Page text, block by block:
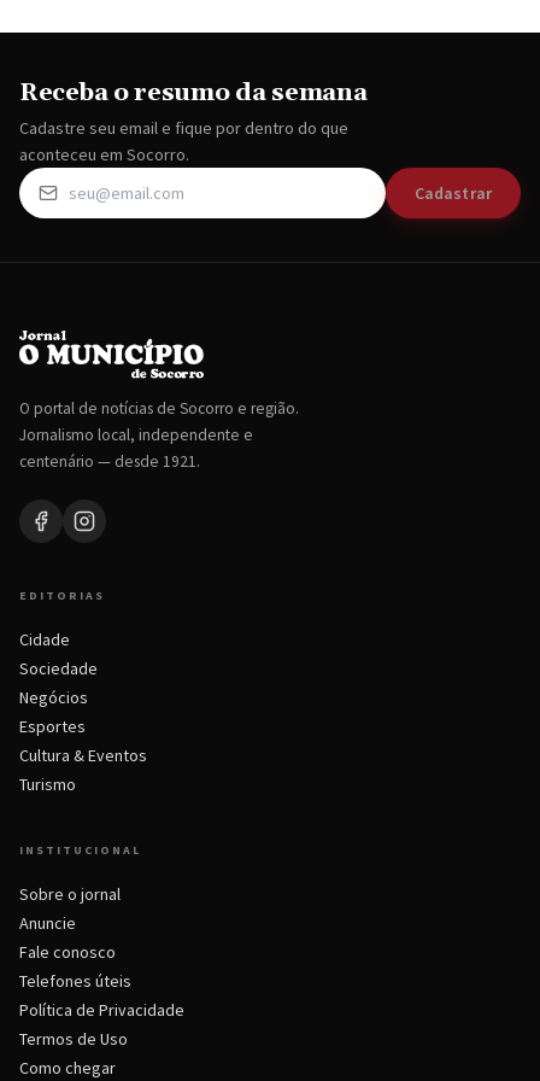
Receba o resumo da semana
Cadastre seu email e fique por dentro do que
aconteceu em Socorro.
Cadastrar
O portal de notícias de Socorro e região.
Jornalismo local, independente e
centenário — desde 1921.
EDITORIAS
Cidade
Sociedade
Negócios
Esportes
Cultura & Eventos
Turismo
INSTITUCIONAL
Sobre o jornal
Anuncie
Fale conosco
Telefones úteis
Política de Privacidade
Termos de Uso
Como chegar